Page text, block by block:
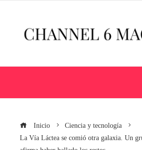
Inicio
Ciencia y tecnología
La Vía Láctea se comió otra galaxia. Un